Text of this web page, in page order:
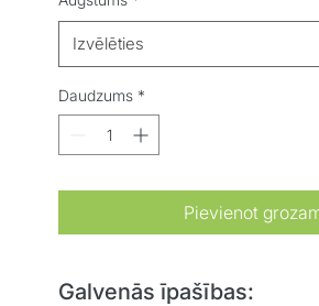
Izvēlēties
Daudzums *
Pievienot
Galvenās īpašības: